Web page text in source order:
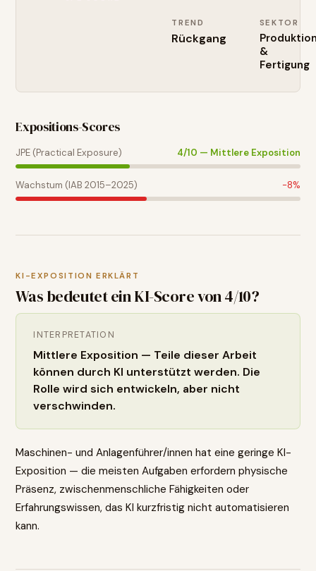
TREND
Rückgang
SEKTOR
&
Fertigung
Expositions-Scores
JPE (Practical Exposure) 4/10 — Mittlere Exposition
Wachstum (IAB 2015–2025) -8%
KI-EXPOSITION ERKLÄRT
Was bedeutet ein KI-Score von4/10?
INTERPRETATION
Mittlere Exposition — Teile dieser Arbeit
können durch KI unterstützt werden. Die
Rolle wird sich entwickeln, aber nicht
verschwinden.
Maschinen- und Anlagenführer/innen hat eine geringe KI-
Exposition — die meisten Aufgaben erfordern physische
Präsenz, zwischenmenschliche Fähigkeiten oder
Erfahrungswissen, das KI kurzfristig nicht automatisieren
kann.